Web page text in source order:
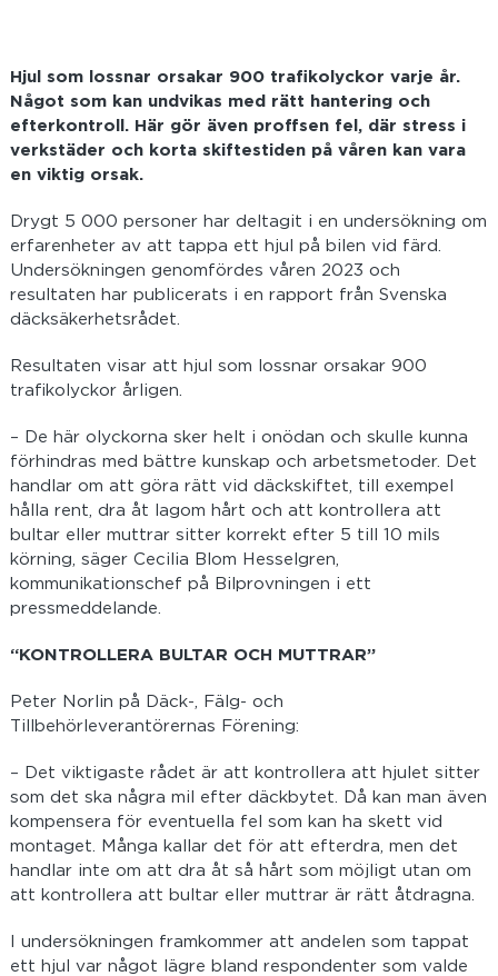
Hjul som lossnar orsakar 900 trafikolyckor varje år.
Något som kan undvikas med rätt hantering och
efterkontroll. Här gör även proffsen fel, där stress i
verkstäder och korta skiftestiden på våren kan vara
en viktig orsak.
Drygt 5 000 personer har deltagit i en undersökning om
erfarenheter av att tappa ett hjul på bilen vid färd.
Undersökningen genomfördes våren 2023 och
resultaten har publicerats i en rapport från Svenska
däcksäkerhetsrådet.
Resultaten visar att hjul som lossnar orsakar 900
trafikolyckor årligen.
– De här olyckorna sker helt i onödan och skulle kunna
förhindras med bättre kunskap och arbetsmetoder. Det
handlar om att göra rätt vid däckskiftet, till exempel
hålla rent, dra åt lagom hårt och att kontrollera att
bultar eller muttrar sitter korrekt efter 5 till 10 mils
körning, säger Cecilia Blom Hesselgren,
kommunikationschef på Bilprovningen i ett
pressmeddelande.
“KONTROLLERA BULTAR OCH MUTTRAR”
Peter Norlin på Däck-, Fälg- och
Tillbehörleverantörernas Förening:
– Det viktigaste rådet är att kontrollera att hjulet sitter
som det ska några mil efter däckbytet. Då kan man även
kompensera för eventuella fel som kan ha skett vid
montaget. Många kallar det för att efterdra, men det
handlar inte om att dra åt så hårt som möjligt utan om
att kontrollera att bultar eller muttrar är rätt åtdragna.
I undersökningen framkommer att andelen som tappat
ett hjul var något lägre bland respondenter som valde